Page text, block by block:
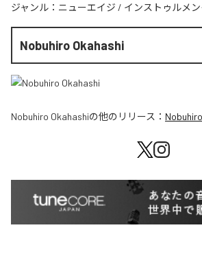
ジャンル： ニューエイジ / インストゥルメ
Nobuhiro Okahashi
Nobuhiro Okahashiの他のリリース：